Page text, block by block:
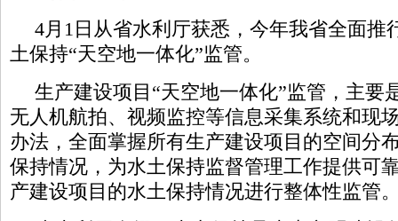
4月1日从省水利厅获悉，今年我省全面推
土保持“天空地一体化”监管。
生产建设项目“天空地一体化”监管，主要
无人机航拍、视频监控等信息采集系统和现
办法，全面掌握所有生产建设项目的空间分
保持情况，为水土保持监督管理工作提供可
产建设项目的水土保持情况进行整体性监管